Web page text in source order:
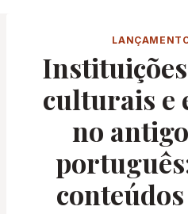
culturais e
no